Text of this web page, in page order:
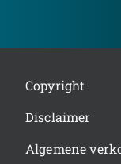
Copyright
Disclaimer
Algemene